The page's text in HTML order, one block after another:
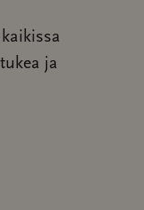
ja